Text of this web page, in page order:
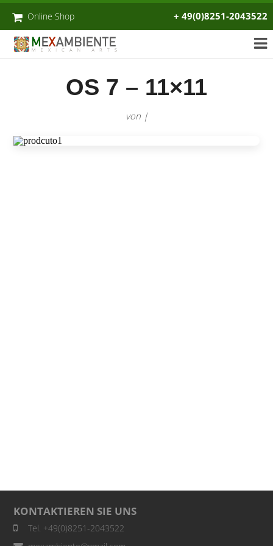
Online Shop + 49(0)8251-2043522
OS 7 – 11×11
von |
KONTAKTIEREN SIE UNS
Tel. +49(0)8251-2043522